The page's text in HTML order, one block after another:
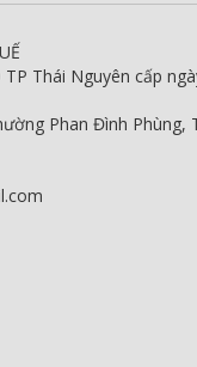
Thái Nguyên cấp
Phan Đình Phùng,